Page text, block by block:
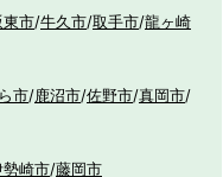
東市/牛久市/取手市/龍ヶ崎
市/鹿沼市/佐野市/真岡市/
勢崎市/藤岡市